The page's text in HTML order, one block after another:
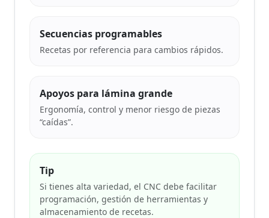
Secuencias programables
Recetas por referencia para cambios rápidos.
Apoyos para lámina grande
Ergonomía, control y menor riesgo de piezas
“caídas”.
Tip
Si tienes alta variedad, el CNC debe facilitar
programación, gestión de herramientas y
almacenamiento de recetas.